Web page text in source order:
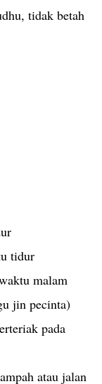
tidak betah
tidur
malam
jin pecinta)
pada
atau jalan